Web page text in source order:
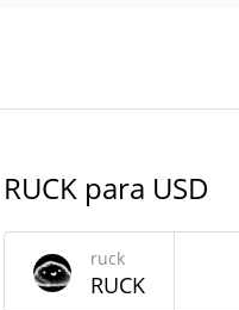
Fornecimento de ruck
Fornecimento em
circulação
RUCK para USD
ruck
RUCK